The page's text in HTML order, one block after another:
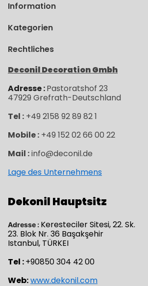
Information
Kategorien
Rechtliches
Deconil Decoration Gmbh
Adresse :Pastoratshof 23
47929 Grefrath-Deutschland
Tel : +49 2158 92 89 82 1
Mobile : +49 152 02 66 00 22
Mail :info@deconil.de
Lage des Unternehmens
Dekonil Hauptsitz
Adresse : Keresteciler Sitesi, 22. Sk.
23. Blok Nr. 36 Başakşehir
Istanbul, TÜRKEI
Tel :+90850 304 42 00
Web:www.dekonil.com